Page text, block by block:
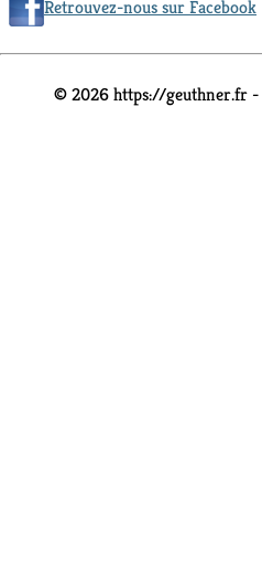
Retrouvez-nous sur Facebook
© 2026 https://geuthner.fr -